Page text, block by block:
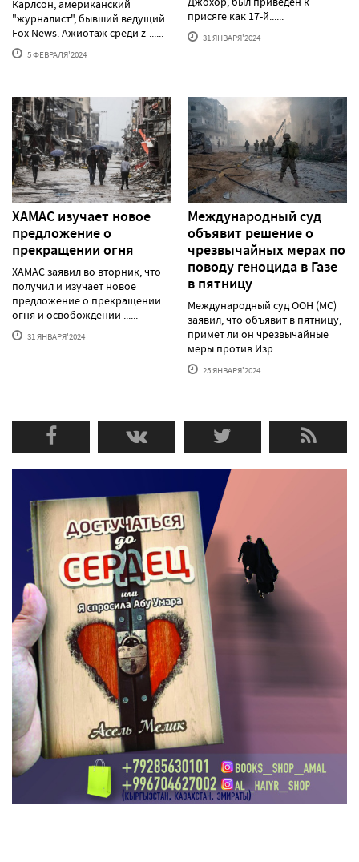
Карлсон, американский
"журналист", бывший ведущий
Fox News. Ажиотаж среди z-......
5 ФЕВРАЛЯ'2024
присяге как 17-й......
31 ЯНВАРЯ'2024
ХАМАС изучает новое
предложение о
прекращении огня
ХАМАС заявил во вторник, что
получил и изучает новое
предложение о прекращении
огня и освобождении ......
31 ЯНВАРЯ'2024
Международный суд
объявит решение о
чрезвычайных мерах по
поводу геноцида в Газе
в пятницу
Международный суд ООН (МС)
заявил, что объявит в пятницу,
примет ли он чрезвычайные
меры против Изр......
25 ЯНВАРЯ'2024